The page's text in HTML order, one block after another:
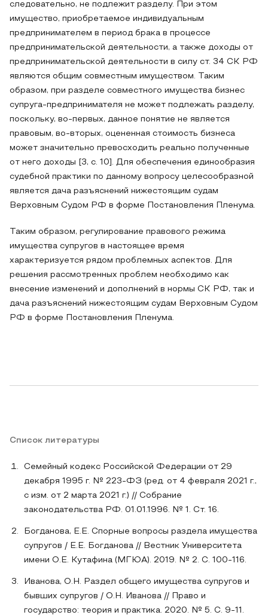
следовательно, не подлежит разделу. При этом
имущество, приобретаемое индивидуальным
предпринимателем в период брака в процессе
предпринимательской деятельности, а также доходы от
предпринимательской деятельности в силу ст. 34 СК РФ
являются общим совместным имуществом. Таким
образом, при разделе совместного имущества бизнес
супруга-предпринимателя не может подлежать разделу,
поскольку, во-первых, данное понятие не является
правовым, во-вторых, оцененная стоимость бизнеса
может значительно превосходить реально полученные
от него доходы [3, с. 10]. Для обеспечения единообразия
судебной практики по данному вопросу целесообразной
является дача разъяснений нижестоящим судам
Верховным Судом РФ в форме Постановления Пленума.
Таким образом, регулирование правового режима
имущества супругов в настоящее время
характеризуется рядом проблемных аспектов. Для
решения рассмотренных проблем необходимо как
внесение изменений и дополнений в нормы СК РФ, так и
дача разъяснений нижестоящим судам Верховным Судом
РФ в форме Постановления Пленума.
Список литературы
Семейный кодекс Российской Федерации от 29
декабря 1995 г. № 223-ФЗ (ред. от 4 февраля 2021 г.,
с изм. от 2 марта 2021 г.) // Собрание
законодательства РФ. 01.01.1996. № 1. Ст. 16.
Богданова, Е.Е. Спорные вопросы раздела имущества
супругов / Е.Е. Богданова // Вестник Университета
имени О.Е. Кутафина (МГЮА). 2019. № 2. С. 100-116.
Иванова, О.Н. Раздел общего имущества супругов и
бывших супругов / О.Н. Иванова // Право и
государство: теория и практика. 2020. № 5. С. 9-11.